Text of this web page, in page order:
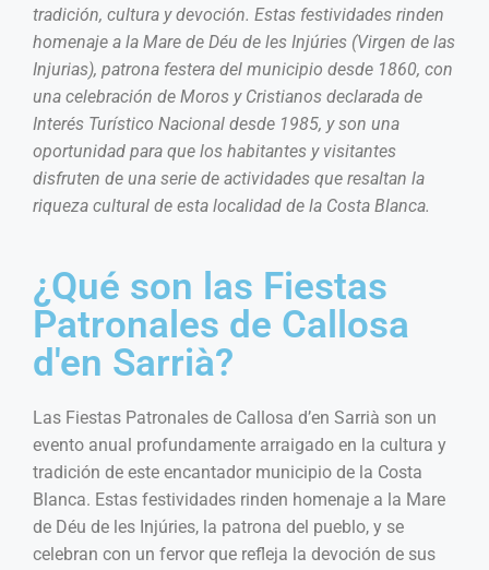
tradición, cultura y devoción. Estas festividades rinden
homenaje a la Mare de Déu de les Injúries (Virgen de las
Injurias), patrona festera del municipio desde 1860, con
una celebración de Moros y Cristianos declarada de
Interés Turístico Nacional desde 1985, y son una
oportunidad para que los habitantes y visitantes
disfruten de una serie de actividades que resaltan la
riqueza cultural de esta localidad de la Costa Blanca.
¿Qué son las Fiestas
Patronales de Callosa
d'en Sarrià?
Las Fiestas Patronales de Callosa d’en Sarrià son un
evento anual profundamente arraigado en la cultura y
tradición de este encantador municipio de la Costa
Blanca. Estas festividades rinden homenaje a la Mare
de Déu de les Injúries, la patrona del pueblo, y se
celebran con un fervor que refleja la devoción de sus